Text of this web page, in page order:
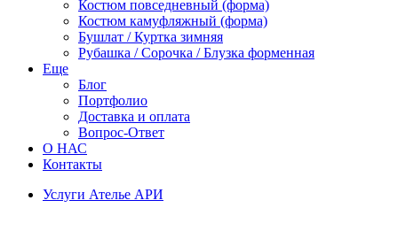
Костюм повседневный (форма)
Костюм камуфляжный (форма)
Бушлат / Куртка зимняя
Рубашка / Сорочка / Блузка форменная
Еще
Блог
Портфолио
Доставка и оплата
Вопрос-Ответ
О НАС
Контакты
Услуги Ателье АРИ